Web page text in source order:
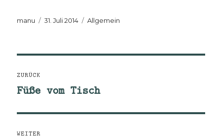
Autor
manu
Veröffentlicht
31. Juli 2014 Kategorien
Allgemein
ZURÜCK
Vorheriger
Füße vom Tisch
WEITER